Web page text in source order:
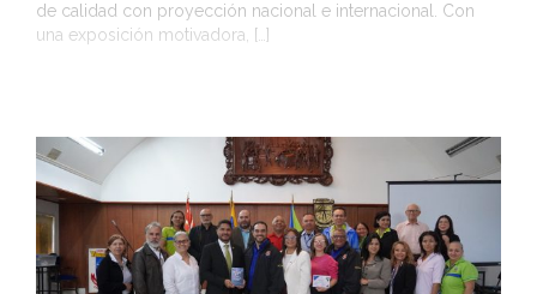
de calidad con proyección nacional e internacional. Con
una exposición motivadora, […]